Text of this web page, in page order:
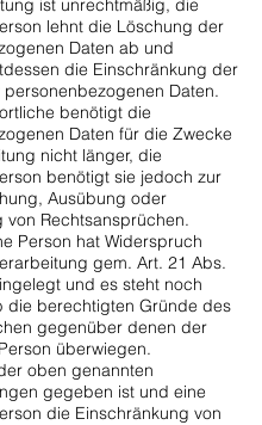
ist unrechtmäßig, die
lehnt die Löschung der
Daten ab und
die Einschränkung der
Daten.
benötigt die
Daten für die Zwecke
nicht länger, die
benötigt sie jedoch zur
Ausübung oder
von Rechtsansprüchen.
Person hat Widerspruch
gem. Art. 21 Abs.
und es steht noch
die berechtigten Gründe des
gegenüber denen der
überwiegen.
oben genannten
gegeben ist und eine
die Einschränkung von